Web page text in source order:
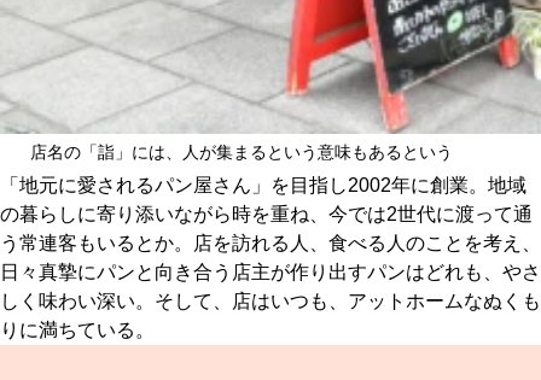
店名の「詣」には、人が集まるという意味もあるという
「地元に愛されるパン屋さん」を目指し2002年に創業。地域
の暮らしに寄り添いながら時を重ね、今では2世代に渡って通
う常連客もいるとか。店を訪れる人、食べる人のことを考え、
日々真摯にパンと向き合う店主が作り出すパンはどれも、やさ
しく味わい深い。そして、店はいつも、アットホームなぬくも
りに満ちている。